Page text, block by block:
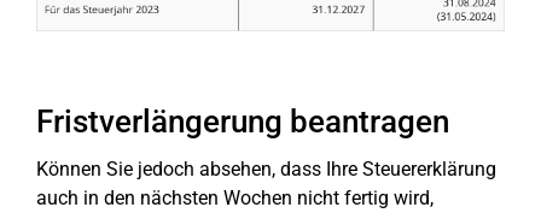
Fristverlängerung beantragen
Können Sie jedoch absehen, dass Ihre Steuererklärung
auch in den nächsten Wochen nicht fertig wird,